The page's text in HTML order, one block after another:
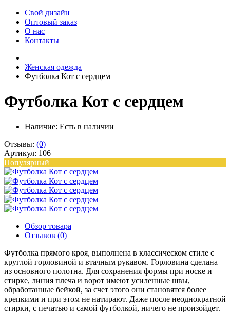
Свой дизайн
Оптовый заказ
О нас
Контакты
Женская одежда
Футболка Кот с сердцем
Футболка Кот с сердцем
Наличие: Есть в наличии
Отзывы: (0)
Артикул: 106
Популярный
Обзор товара
Отзывов (0)
Футболка прямого кроя, выполнена в классическом стиле с
круглой горловиной и втачным рукавом. Горловина сделана
из основного полотна. Для сохранения формы при носке и
стирке, линия плеча и ворот имеют усиленные швы,
обработанные бейкой, за счет этого они становятся более
крепкими и при этом не натирают. Даже после неоднократной
стирки, с печатью и самой футболкой, ничего не произойдет.